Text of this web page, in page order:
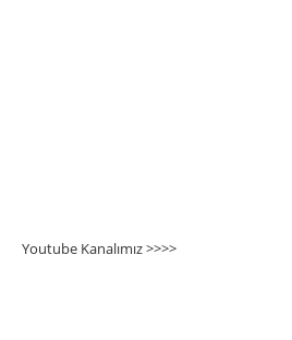
Youtube Kanalımız >>>>